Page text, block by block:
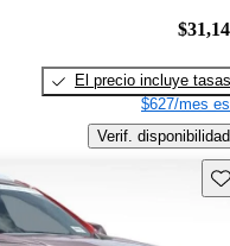
El precio incluye tasas
$627/mes
Verif. disponibilidad